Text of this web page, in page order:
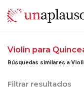
Violin para
Búsquedas similares a
Filtrar resultados